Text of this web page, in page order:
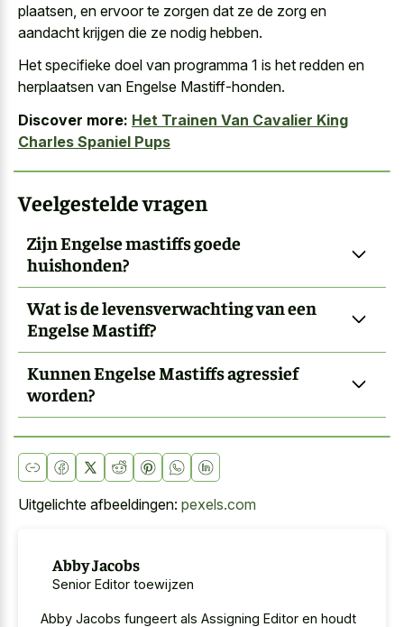
plaatsen, en ervoor te zorgen dat ze de zorg en
aandacht krijgen die ze nodig hebben.
Het specifieke doel van programma 1 is het redden en
herplaatsen van Engelse Mastiff-honden.
Discover more: Het Trainen Van Cavalier King
Charles Spaniel Pups
Veelgestelde vragen
Zijn Engelse mastiffs goede
huishonden?
Wat is de levensverwachting van een
Engelse Mastiff?
Kunnen Engelse Mastiffs agressief
worden?
Uitgelichte afbeeldingen: pexels.com
Abby Jacobs
Senior Editor toewijzen
Abby Jacobs fungeert als Assigning Editor en houdt